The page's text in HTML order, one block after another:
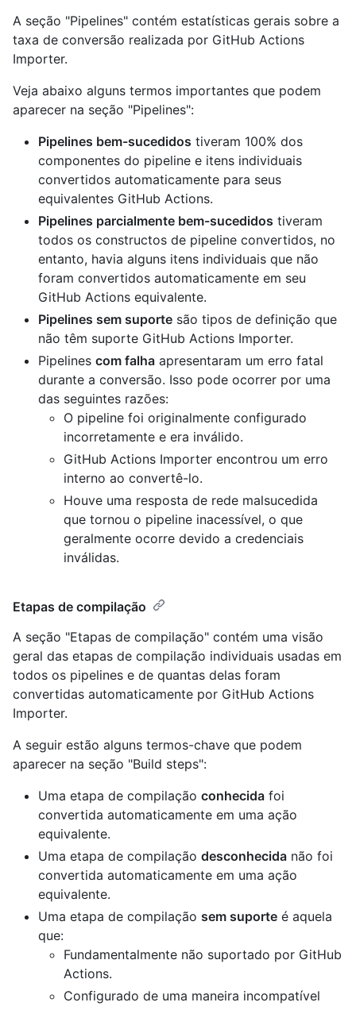
A seção "Pipelines" contém estatísticas gerais sobre a
taxa de conversão realizada por GitHub Actions
Importer.
Veja abaixo alguns termos importantes que podem
aparecer na seção "Pipelines":
Pipelines bem-sucedidos tiveram 100% dos
componentes do pipeline e itens individuais
convertidos automaticamente para seus
equivalentes GitHub Actions.
Pipelines parcialmente bem-sucedidos tiveram
todos os constructos de pipeline convertidos, no
entanto, havia alguns itens individuais que não
foram convertidos automaticamente em seu
GitHub Actions equivalente.
Pipelines sem suporte são tipos de definição que
não têm suporte GitHub Actions Importer.
Pipelines com falha apresentaram um erro fatal
durante a conversão. Isso pode ocorrer por uma
das seguintes razões:
O pipeline foi originalmente configurado
incorretamente e era inválido.
GitHub Actions Importer encontrou um erro
interno ao convertê-lo.
Houve uma resposta de rede malsucedida
que tornou o pipeline inacessível, o que
geralmente ocorre devido a credenciais
inválidas.
Etapas de compilação
A seção "Etapas de compilação" contém uma visão
geral das etapas de compilação individuais usadas em
todos os pipelines e de quantas delas foram
convertidas automaticamente por GitHub Actions
Importer.
A seguir estão alguns termos-chave que podem
aparecer na seção "Build steps":
Uma etapa de compilação conhecida foi
convertida automaticamente em uma ação
equivalente.
Uma etapa de compilação desconhecida não foi
convertida automaticamente em uma ação
equivalente.
Uma etapa de compilação sem suporte é aquela
que:
Fundamentalmente não suportado por GitHub
Actions.
Configurado de uma maneira incompatível